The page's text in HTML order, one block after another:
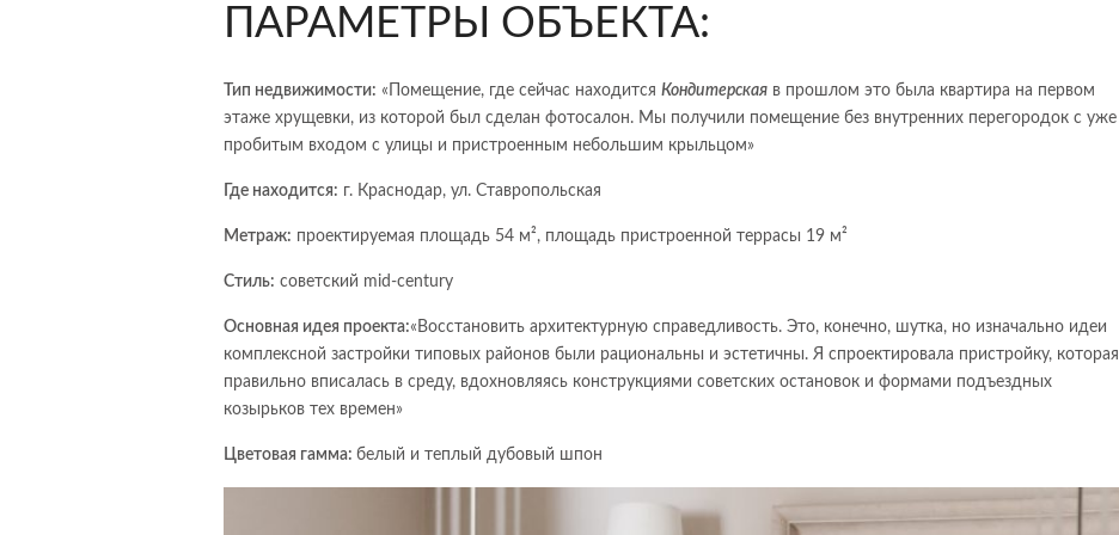
ПАРАМЕТРЫ ОБЪЕКТА:
Тип недвижимости: «Помещение, где сейчас находится Кондитерская в прошлом это была квартира на первом
этаже хрущевки, из которой был сделан фотосалон. Мы получили помещение без внутренних перегородок с уже
пробитым входом с улицы и пристроенным небольшим крыльцом»
Где находится: г. Краснодар, ул. Ставропольская
Метраж: проектируемая площадь 54 м², площадь пристроенной террасы 19 м²
Стиль: советский mid-century
Основная идея проекта:«Восстановить архитектурную справедливость. Это, конечно, шутка, но изначально идеи
комплексной застройки типовых районов были рациональны и эстетичны. Я спроектировала пристройку, которая
правильно вписалась в среду, вдохновляясь конструкциями советских остановок и формами подъездных
козырьков тех времен»
Цветовая гамма: белый и теплый дубовый шпон